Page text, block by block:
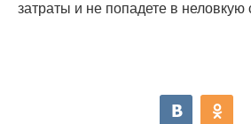
затраты и не попадете в неловкую